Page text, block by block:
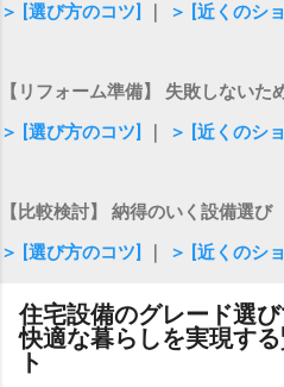
＞ [選び方のコツ]
＞ [近くのシ
【リフォーム準備】 失敗しないた
＞ [選び方のコツ]
＞ [近くのシ
【比較検討】 納得のいく設備選び
＞ [選び方のコツ]
＞ [近くのシ
住宅設備のグレード選び
快適な暮らしを実現す
ト